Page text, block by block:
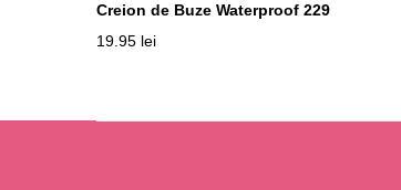
Creion de Buze Waterproof 229
19.95 lei